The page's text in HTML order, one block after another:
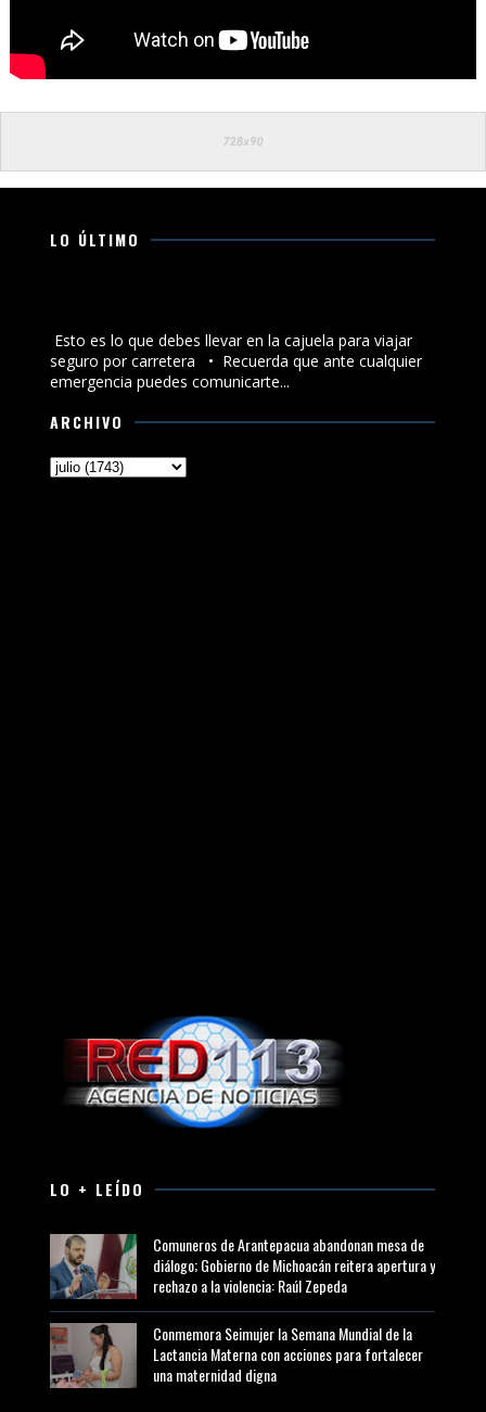
LO ÚLTIMO
Esto es lo que debes llevar en la cajuela para viajar
seguro por carretera •⁠ ⁠Recuerda que ante cualquier
emergencia puedes comunicarte...
ARCHIVO
LO + LEÍDO
Comuneros de Arantepacua abandonan mesa de
diálogo; Gobierno de Michoacán reitera apertura y
rechazo a la violencia: Raúl Zepeda
Conmemora Seimujer la Semana Mundial de la
Lactancia Materna con acciones para fortalecer
una maternidad digna